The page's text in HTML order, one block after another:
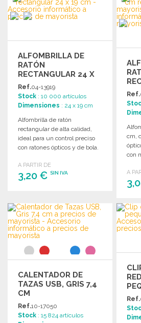
Solicitar un presupuesto
ALFOMBRILLA DE
RATÓN
RECTANGULAR 24 X
19 CM
Ref.04-13919
Stock : 10 000 artículos
Dimensiones : 24 x 19 cm
Alfombrilla de ratón
rectangular de alta calidad,
ideal para un control preciso
con ratones ópticos y de bola.
A PARTIR DE
3,20 € SIN IVA
Solicitar un presupuesto
Ref.
cm,
con
A
CALENTADOR DE
TAZAS USB, GRIS 7,4
CM
Ref.10-17050
Stock : 15 824 artículos
Ref.